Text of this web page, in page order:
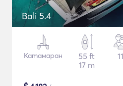
Bali 5.4
Катамаран
55 ft
17 m
11